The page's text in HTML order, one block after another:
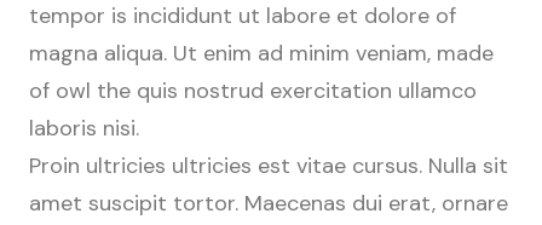
tempor is incididunt ut labore et dolore of
magna aliqua. Ut enim ad minim veniam, made
of owl the quis nostrud exercitation ullamco
laboris nisi.
Proin ultricies ultricies est vitae cursus. Nulla sit
amet suscipit tortor. Maecenas dui erat, ornare